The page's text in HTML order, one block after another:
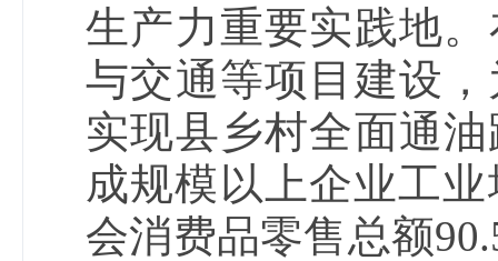
生产力重要实践地
与交通等项目建设
实现县乡村全面通
成规模以上企业工
会消费品零售总额